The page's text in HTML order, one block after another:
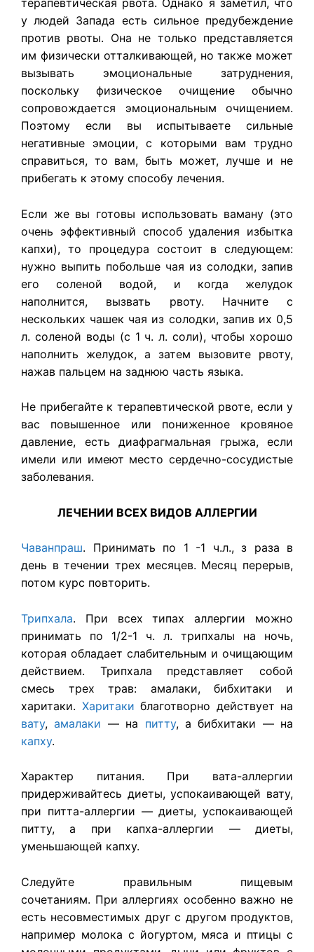
терапевтическая рвота. Однако я заметил, что
у людей Запада есть сильное предубеждение
против рвоты. Она не только представляется
им физически отталкивающей, но также может
вызывать эмоциональные затруднения,
поскольку физическое очищение обычно
сопровождается эмоциональным очищением.
Поэтому если вы испытываете сильные
негативные эмоции, с которыми вам трудно
справиться, то вам, быть может, лучше и не
прибегать к этому способу лечения.
Если же вы готовы использовать ваману (это
очень эффективный способ удаления избытка
капхи), то процедура состоит в следующем:
нужно выпить побольше чая из солодки, запив
его соленой водой, и когда желудок
наполнится, вызвать рвоту. Начните с
нескольких чашек чая из солодки, запив их 0,5
л. соленой воды (с 1 ч. л. соли), чтобы хорошо
наполнить желудок, а затем вызовите рвоту,
нажав пальцем на заднюю часть языка.
Не прибегайте к терапевтической рвоте, если у
вас повышенное или пониженное кровяное
давление, есть диафрагмальная грыжа, если
имели или имеют место сердечно-сосудистые
заболевания.
ЛЕЧЕНИИ ВСЕХ ВИДОВ АЛЛЕРГИИ
Чаванпраш. Принимать по 1 -1 ч.л., з раза в
день в течении трех месяцев. Месяц перерыв,
потом курс повторить.
Трипхала. При всех типах аллергии можно
принимать по 1/2-1 ч. л. трипхалы на ночь,
которая обладает слабительным и очищающим
действием. Трипхала представляет собой
смесь трех трав: амалаки, бибхитаки и
харитаки. Харитаки благотворно действует на
вату,амалаки — на питту, а бибхитаки — на
капху.
Характер питания. При вата-аллергии
придерживайтесь диеты, успокаивающей вату,
при питта-аллергии — диеты, успокаивающей
питту, а при капха-аллергии — диеты,
уменьшающей капху.
Следуйте правильным пищевым
сочетаниям. При аллергиях особенно важно не
есть несовместимых друг с другом продуктов,
например молока с йогуртом, мяса и птицы с